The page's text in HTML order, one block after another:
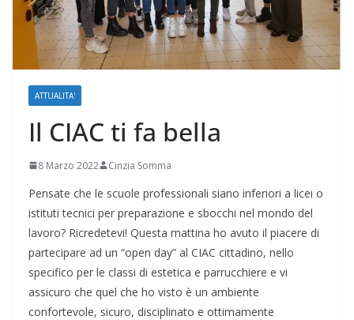
ATTUALITA'
Il CIAC ti fa bella
8 Marzo 2022 Cinzia Somma
Pensate che le scuole professionali siano inferiori a licei o
istituti tecnici per preparazione e sbocchi nel mondo del
lavoro? Ricredetevi! Questa mattina ho avuto il piacere di
partecipare ad un “open day” al CIAC cittadino, nello
specifico per le classi di estetica e parrucchiere e vi
assicuro che quel che ho visto è un ambiente
confortevole, sicuro, disciplinato e ottimamente